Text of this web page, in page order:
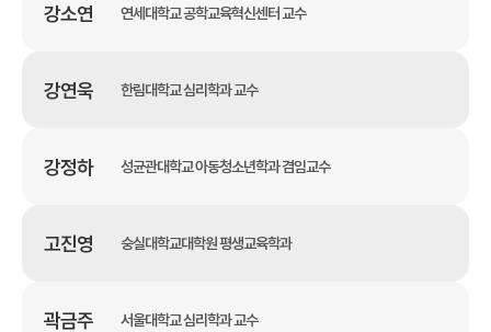
강소연 연세대학교 공학교육혁신센터 교수
강연욱 한림대학교 심리학과 교수
강정하 성균관대학교 아동청소년학과 겸임교수
고진영 숭실대학교대학원 평생교육학과
곽금주 서울대학교 심리학과 교수